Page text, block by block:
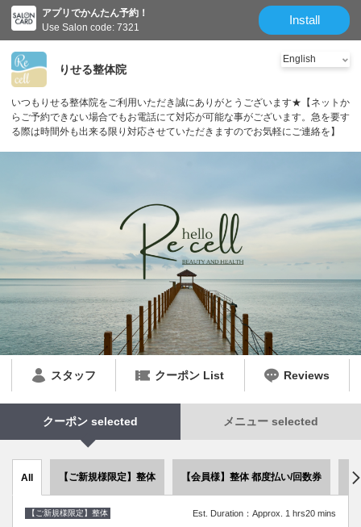
アプリでかんたん予約！
Use Salon code: 7321
Install
りせる整体院
いつもりせる整体院をご利用いただき誠にありがとうございます★【ネットか
らご予約できない場合でもお電話にて対応が可能な事がございます。急を要す
る際は時間外も出来る限り対応させていただきますのでお気軽にご連絡を】
スタッフ クーポン List Reviews
クーポン selected メニュー selected
All 【ご新規様限定】整体 【会員様】整体 都度払い/回数券
【ご新規様限定】整体 Est. Duration：Approx. 1 hrs20 mins